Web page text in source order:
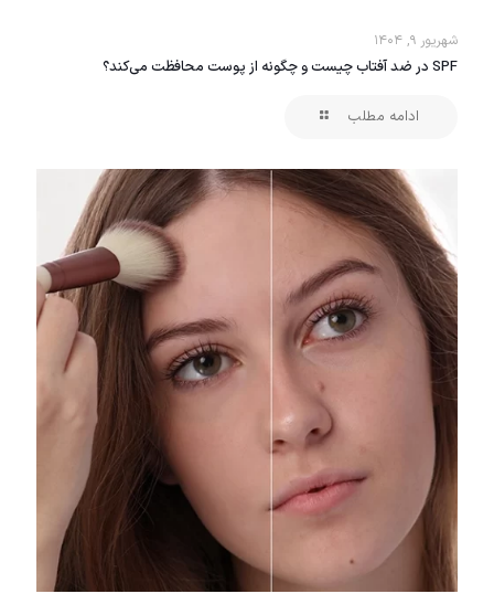
شهریور ۹, ۱۴۰۴
SPF در ضد آفتاب چیست و چگونه از پوست محافظت می‌کند؟
ادامه مطلب